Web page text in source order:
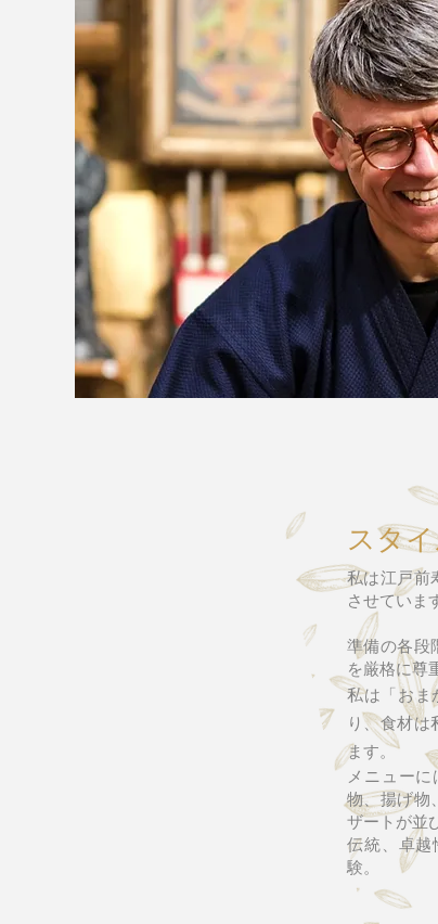
スタ
私は江戸前
させていま
準備の各段
を厳格に尊
私は「おま
り、食材は
ます。
メニュー
物、揚げ物
ザートが並
伝統、卓越
験。